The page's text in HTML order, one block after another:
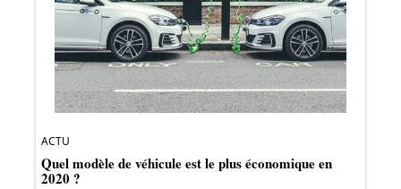
ACTU
Quel modèle de véhicule est le plus économique en
2020 ?